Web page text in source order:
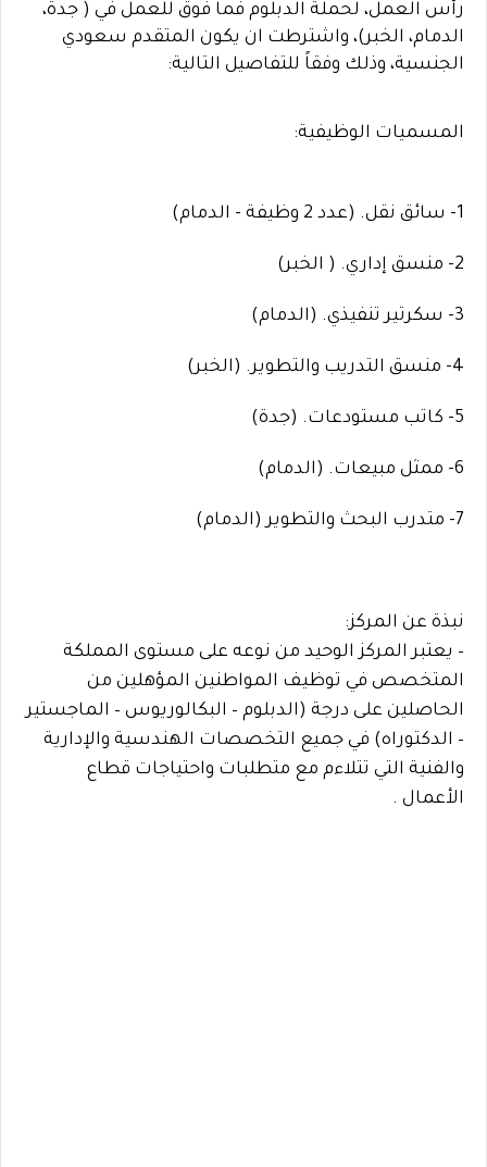
رأس العمل، لحملة الدبلوم فما فوق للعمل في ( جدة،
الدمام، الخبر)، واشترطت ان يكون المتقدم سعودي
الجنسية، وذلك وفقاً للتفاصيل التالية:
المسميات الوظيفية:
1- سائق نقل. (عدد 2 وظيفة - الدمام)
2- منسق إداري. ( الخبر)
3- سكرتير تنفيذي. (الدمام)
4- منسق التدريب والتطوير. (الخبر)
5- كاتب مستودعات. (جدة)
6- ممثل مبيعات. (الدمام)
7- متدرب البحث والتطوير (الدمام)
نبذة عن المركز:
– يعتبر المركز الوحيد من نوعه على مستوى المملكة
المتخصص في توظيف المواطنين المؤهلين من
الحاصلين على درجة (الدبلوم – البكالوريوس – الماجستير
– الدكتوراه) في جميع التخصصات الهندسية والإدارية
والفنية التي تتلاءم مع متطلبات واحتياجات قطاع
الأعمال .